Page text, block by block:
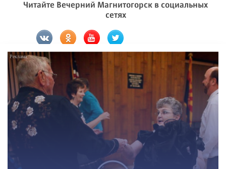
Читайте Вечерний Магнитогорск в социальных
сетях